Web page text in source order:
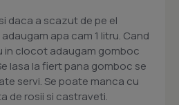
daca a scazut de pe el
apa cam 1 litru. Cand
in clocot adaugam gomboc
lasa la fiert pana gomboc se
servi. Se poate manca cu
de rosii si castraveti.